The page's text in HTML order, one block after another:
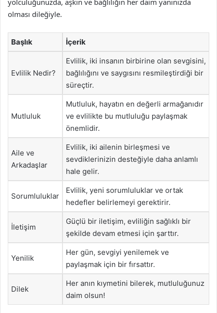
olması dileğiyle.
Başlık İçerik
Evlilik Nedir?
Evlilik, iki insanın birbirine olan sevgisini,
bağlılığını ve saygısını resmileştirdiği bir
süreçtir.
Mutluluk
Mutluluk, hayatın en değerli armağanıdır
ve evlilikte bu mutluluğu paylaşmak
önemlidir.
Aile ve
Arkadaşlar
Evlilik, iki ailenin birleşmesi ve
sevdiklerinizin desteğiyle daha anlamlı
hale gelir.
Sorumluluklar
Evlilik, yeni sorumluluklar ve ortak
hedefler belirlemeyi gerektirir.
İletişim
Güçlü bir iletişim, evliliğin sağlıklı bir
şekilde devam etmesi için şarttır.
Yenilik
Her gün, sevgiyi yenilemek ve
paylaşmak için bir fırsattır.
Dilek
Her anın kıymetini bilerek, mutluluğunuz
daim olsun!